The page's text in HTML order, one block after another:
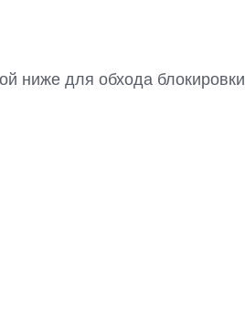
ниже для обхода блокировки